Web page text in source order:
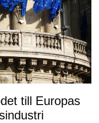
till Europas